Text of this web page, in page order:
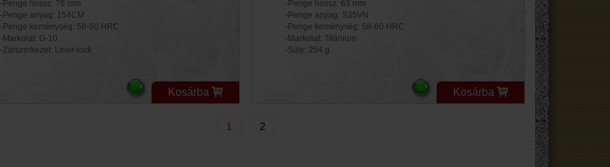
-Penge hossz: 76 mm
-Penge anyag: 154CM
-Penge keménység: 58-60 HRC
-Markolat: G-10
-Zárszerkezet: Liner-lock
Kosárba
-Penge hossz: 63 mm
-Penge anyag: S35VN
-Penge keménység: 58-60 HRC
-Markolat: Titánium
-Súly: 254 g
Kosárba
1 2